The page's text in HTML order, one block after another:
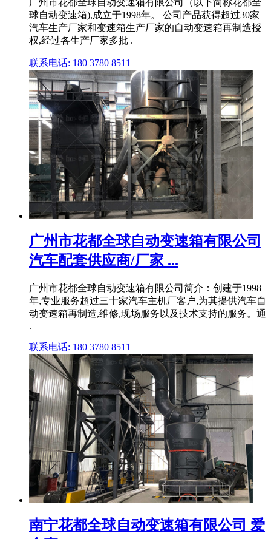
广州市花都全球自动变速箱有限公司（以下简称花都全
球自动变速箱),成立于1998年。 公司产品获得超过30家
汽车生产厂家和变速箱生产厂家的自动变速箱再制造授
权,经过各生产厂家多批 .
联系电话: 180 3780 8511
广州市花都全球自动变速箱有限公司
汽车配套供应商/厂家 ...
广州市花都全球自动变速箱有限公司简介：创建于1998
年,专业服务超过三十家汽车主机厂客户,为其提供汽车自
动变速箱再制造,维修,现场服务以及技术支持的服务。通
.
联系电话: 180 3780 8511
南宁花都全球自动变速箱有限公司 爱